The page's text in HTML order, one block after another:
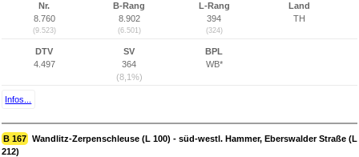
Nr.
8.760
(9.523)
B-Rang
8.902
(6.501)
L-Rang
394
(324)
Land
TH
DTV
4.497
SV
364
(8,1%)
BPL
WB*
Infos...
B 167 Wandlitz-Zerpenschleuse (L 100) - süd-westl. Hammer, Eberswalder Straße (L
212)